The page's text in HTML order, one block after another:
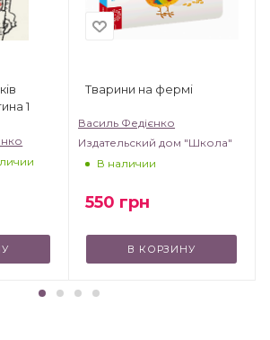
1
Тварини на фермі
Василь Федієнко
Издательский дом "Школа"
В наличии
550 грн
В КОРЗИНУ